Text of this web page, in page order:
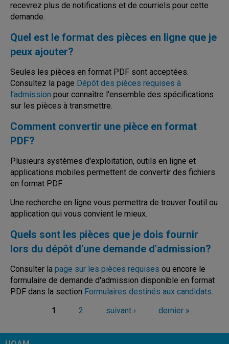
recevrez plus de notifications et de courriels pour cette
demande.
Quel est le format des pièces en ligne que je
peux ajouter?
Seules les pièces en format PDF sont acceptées.
Consultez la page Dépôt des pièces requises à
l'admission pour connaître l'ensemble des spécifications
sur les pièces à transmettre.
Comment convertir une pièce en format
PDF?
Plusieurs systèmes d'exploitation, outils en ligne et
applications mobiles permettent de convertir des fichiers
en format PDF.
Une recherche en ligne vous permettra de trouver l'outil ou
application qui vous convient le mieux.
Quels sont les pièces que je dois fournir
lors du dépôt d'une demande d'admission?
Consulter la page sur les pièces requises ou encore le
formulaire de demande d'admission disponible en format
PDF dans la section Formulaires destinés aux candidats.
1 2 suivant › dernier »